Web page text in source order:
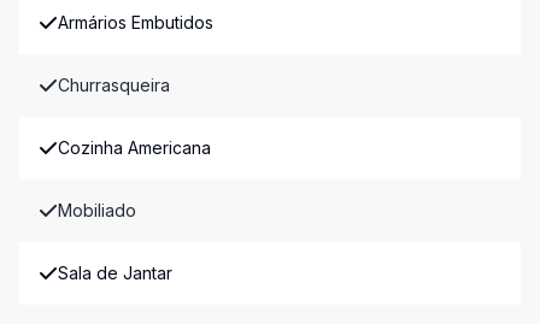
Armários Embutidos
Churrasqueira
Cozinha Americana
Mobiliado
Sala de Jantar